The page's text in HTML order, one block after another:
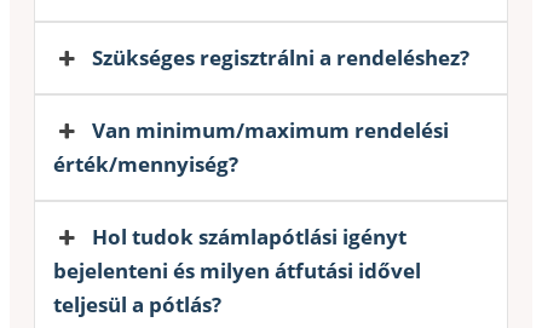
Szükséges regisztrálni a rendeléshez?
Van minimum/maximum rendelési
érték/mennyiség?
Hol tudok számlapótlási igényt
bejelenteni és milyen átfutási idővel
teljesül a pótlás?